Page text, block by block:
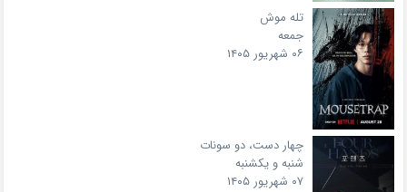
تله موش
جمعه
۰۶ شهریور ۱۴۰۵
چهار دست، دو سونات
شنبه و یکشنبه
۰۷ شهریور ۱۴۰۵